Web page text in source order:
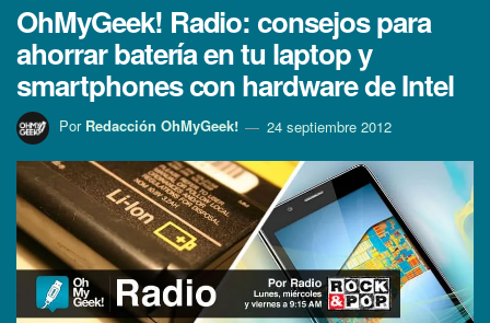
OhMyGeek! Radio: consejos para
ahorrar baterí­a en tu laptop y
smartphones con hardware de Intel
Por Redacción OhMyGeek! 24 septiembre 2012